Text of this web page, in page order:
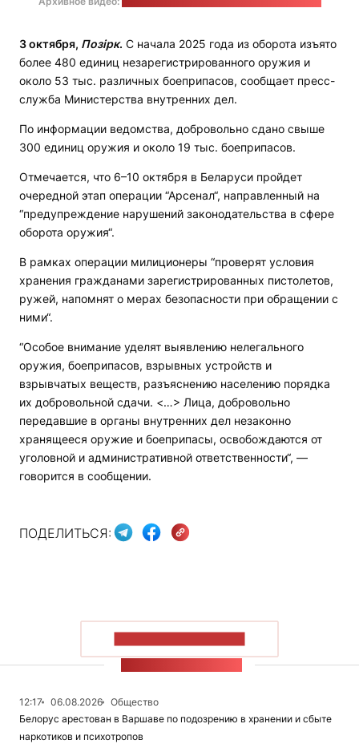
3 октября, Позірк. С начала 2025 года из оборота изъято
более 480 единиц незарегистрированного оружия и
около 53 тыс. различных боеприпасов, сообщает пресс-
служба Министерства внутренних дел.
По информации ведомства, добровольно сдано свыше
300 единиц оружия и около 19 тыс. боеприпасов.
Отмечается, что 6–10 октября в Беларуси пройдет
очередной этап операции “Арсенал“, направленный на
“предупреждение нарушений законодательства в сфере
оборота оружия“.
В рамках операции милиционеры “проверят условия
хранения гражданами зарегистрированных пистолетов,
ружей, напомнят о мерах безопасности при обращении с
ними“.
“Особое внимание уделят выявлению нелегального
оружия, боеприпасов, взрывных устройств и
взрывчатых веществ, разъяснению населению порядка
их добровольной сдачи. <…> Лица, добровольно
передавшие в органы внутренних дел незаконно
хранящееся оружие и боеприпасы, освобождаются от
уголовной и административной ответственности“, —
говорится в сообщении.
ПОДЕЛИТЬСЯ:
12:17 06.08.2026
Общество
Белорус арестован в Варшаве по подозрению в хранении и сбыте
наркотиков и психотропов